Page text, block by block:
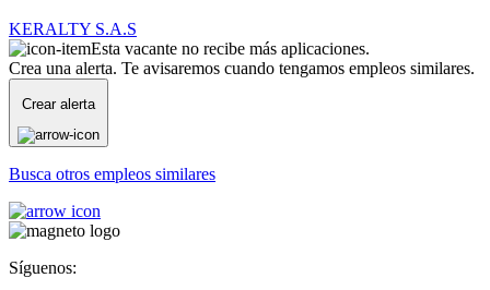
KERALTY S.A.S
Esta vacante no recibe más aplicaciones.
Crea una alerta. Te avisaremos cuando tengamos empleos similares.
Crear alerta
Busca otros empleos similares
Síguenos: